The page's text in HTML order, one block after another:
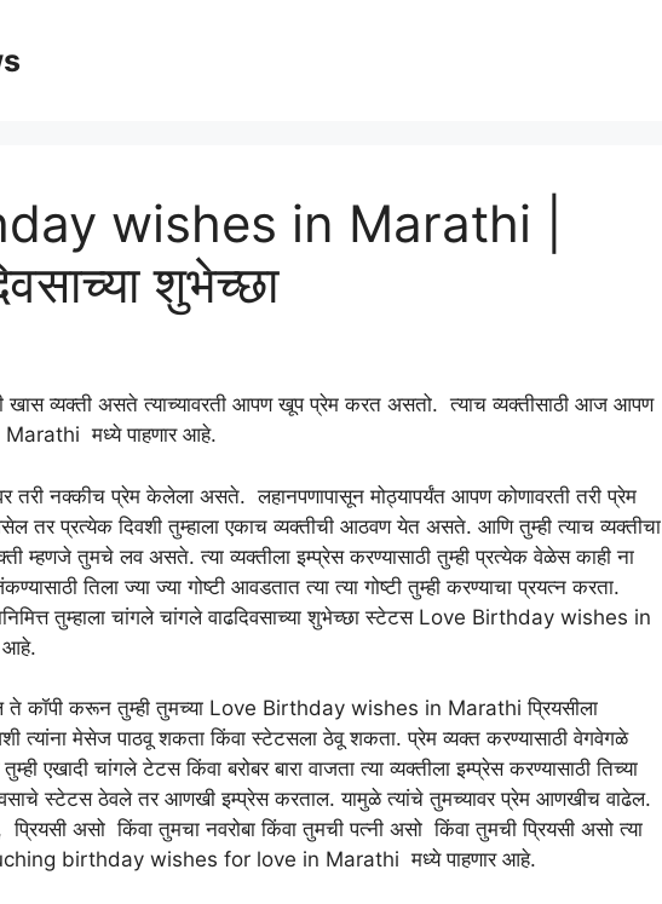
wishes in Marathi |
शुभेच्छा
खास व्यक्ती असते त्याच्यावरती आपण खूप प्रेम करत असतो. त्याच व्यक्तीसाठी आज आपण
मध्ये पाहणार आहे.
तरी नक्कीच प्रेम केलेला असते. लहानपणापासून मोठ्यापर्यंत आपण कोणावरती तरी प्रेम
तर प्रत्येक दिवशी तुम्हाला एकाच व्यक्तीची आठवण येत असते. आणि तुम्ही त्याच व्यक्तीचा
म्हणजे तुमचे लव असते. त्या व्यक्तीला इम्प्रेस करण्यासाठी तुम्ही प्रत्येक वेळेस काही ना
तिला ज्या ज्या गोष्टी आवडतात त्या त्या गोष्टी तुम्ही करण्याचा प्रयत्न करता.
तुम्हाला चांगले चांगले वाढदिवसाच्या शुभेच्छा स्टेटस Love Birthday wishes in
आहे.
ते कॉपी करून तुम्ही तुमच्या Love Birthday wishes in Marathi प्रियसीला
त्यांना मेसेज पाठवू शकता किंवा स्टेटसला ठेवू शकता. प्रेम व्यक्त करण्यासाठी वेगवेगळे
एखादी चांगले टेटस किंवा बरोबर बारा वाजता त्या व्यक्तीला इम्प्रेस करण्यासाठी तिच्या
स्टेटस ठेवले तर आणखी इम्प्रेस करताल. यामुळे त्यांचे तुमच्यावर प्रेम आणखीच वाढेल.
असो किंवा तुमचा नवरोबा किंवा तुमची पत्नी असो किंवा तुमची प्रियसी असो त्या
birthday wishes for love in Marathi मध्ये पाहणार आहे.